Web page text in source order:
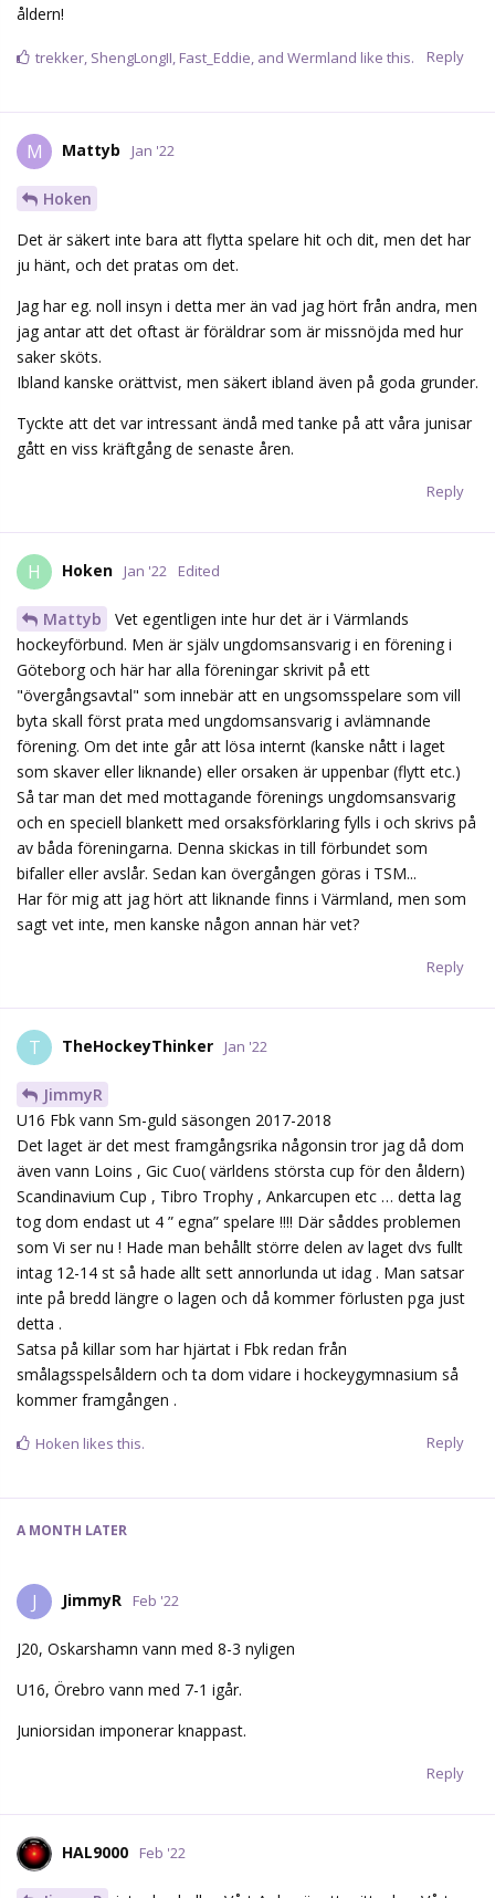
åldern!
Reply
trekker, ShengLongII, Fast_Eddie, and Wermland like this.
M Mattyb Jan '22
Hoken
Det är säkert inte bara att flytta spelare hit och dit, men det har
ju hänt, och det pratas om det.
Jag har eg. noll insyn i detta mer än vad jag hört från andra, men
jag antar att det oftast är föräldrar som är missnöjda med hur
saker sköts.
Ibland kanske orättvist, men säkert ibland även på goda grunder.
Tyckte att det var intressant ändå med tanke på att våra junisar
gått en viss kräftgång de senaste åren.
Reply
H Hoken Jan '22 Edited
Mattyb
Vet egentligen inte hur det är i Värmlands
hockeyförbund. Men är själv ungdomsansvarig i en förening i
Göteborg och här har alla föreningar skrivit på ett
"övergångsavtal" som innebär att en ungsomsspelare som vill
byta skall först prata med ungdomsansvarig i avlämnande
förening. Om det inte går att lösa internt (kanske nått i laget
som skaver eller liknande) eller orsaken är uppenbar (flytt etc.)
Så tar man det med mottagande förenings ungdomsansvarig
och en speciell blankett med orsaksförklaring fylls i och skrivs på
av båda föreningarna. Denna skickas in till förbundet som
bifaller eller avslår. Sedan kan övergången göras i TSM...
Har för mig att jag hört att liknande finns i Värmland, men som
sagt vet inte, men kanske någon annan här vet?
Reply
T TheHockeyThinker Jan '22
JimmyR
U16 Fbk vann Sm-guld säsongen 2017-2018
Det laget är det mest framgångsrika någonsin tror jag då dom
även vann Loins , Gic Cuo( världens största cup för den åldern)
Scandinavium Cup , Tibro Trophy , Ankarcupen etc … detta lag
tog dom endast ut 4 ” egna” spelare !!!! Där såddes problemen
som Vi ser nu ! Hade man behållt större delen av laget dvs fullt
intag 12-14 st så hade allt sett annorlunda ut idag . Man satsar
inte på bredd längre o lagen och då kommer förlusten pga just
detta .
Satsa på killar som har hjärtat i Fbk redan från
smålagsspelsåldern och ta dom vidare i hockeygymnasium så
kommer framgången .
Reply
Hoken likes this.
A MONTH LATER
J JimmyR Feb '22
J20, Oskarshamn vann med 8-3 nyligen
U16, Örebro vann med 7-1 igår.
Juniorsidan imponerar knappast.
Reply
HAL9000 Feb '22